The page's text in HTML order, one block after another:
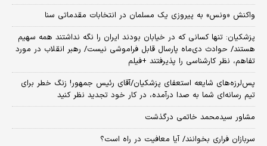
واکنش «ونس» به پیروزی یک مسلمان در انتخابات مقدماتی سنا
پزشکیان: تنها کسانی که در خیابان بودند ایران را نگه نداشتند همه سهیم
هستند/ حوادث دی‌ماه پارسال قابل فراموشی نیست/ رهبر انقلاب در مورد
تفاهم، نظر کارشناسی را پذیرفتند +فیلم
پس‌لرزه‌های شایعه استعفای پزشکیان/آقای رئیس جمهور! زنگ خطر برای
تیم رسانه‌ای شما به صدا درآمده، در کار خود تجدید نظر کنید
مشاور سیدمحمد خاتمی درگذشت
سربازان فراری بخوانند/ آیا معافیت در راه است؟